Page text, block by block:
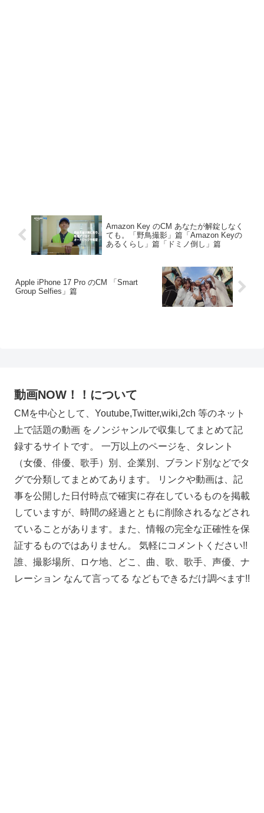
Amazon Key のCM あなたが解錠しなく
ても。「野鳥撮影」篇「Amazon Keyの
あるくらし」篇「ドミノ倒し」篇
Apple iPhone 17 Pro のCM 「Smart
Group Selfies」篇
動画NOW！！について
CMを中心として、Youtube,Twitter,wiki,2ch 等のネット
上で話題の動画 をノンジャンルで収集してまとめて記
録するサイトです。 一万以上のページを、タレント
（女優、俳優、歌手）別、企業別、ブランド別などでタ
グで分類してまとめてあります。 リンクや動画は、記
事を公開した日付時点で確実に存在しているものを掲載
していますが、時間の経過とともに削除されるなどされ
ていることがあります。また、情報の完全な正確性を保
証するものではありません。 気軽にコメントください!!
誰、撮影場所、ロケ地、どこ、曲、歌、歌手、声優、ナ
レーション なんて言ってる などもできるだけ調べます!!